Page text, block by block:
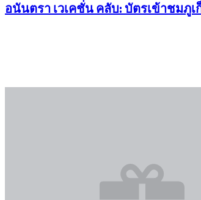
อนันตรา เวเคชั่น คลับ: บัตรเข้าชมภู